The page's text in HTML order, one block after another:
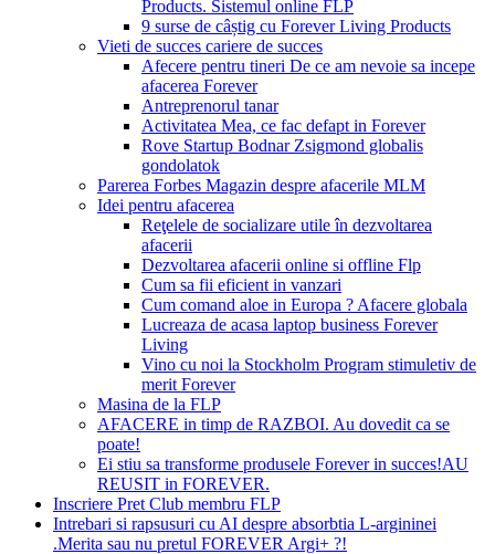
Products. Sistemul online FLP
9 surse de câștig cu Forever Living Products
Vieti de succes cariere de succes
Afecere pentru tineri De ce am nevoie sa incepe
afacerea Forever
Antreprenorul tanar
Activitatea Mea, ce fac defapt in Forever
Rove Startup Bodnar Zsigmond globalis
gondolatok
Parerea Forbes Magazin despre afacerile MLM
Idei pentru afacerea
Reţelele de socializare utile în dezvoltarea
afacerii
Dezvoltarea afacerii online si offline Flp
Cum sa fii eficient in vanzari
Cum comand aloe in Europa ? Afacere globala
Lucreaza de acasa laptop business Forever
Living
Vino cu noi la Stockholm Program stimuletiv de
merit Forever
Masina de la FLP
AFACERE in timp de RAZBOI. Au dovedit ca se
poate!
Ei stiu sa transforme produsele Forever in succes!AU
REUSIT in FOREVER.
Inscriere Pret Club membru FLP
Intrebari si rapsusuri cu AI despre absorbtia L-argininei
.Merita sau nu pretul FOREVER Argi+ ?!